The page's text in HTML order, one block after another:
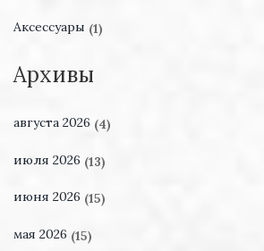
Аксессуары (1)
Архивы
августа 2026 (4)
июля 2026 (13)
июня 2026 (15)
мая 2026 (15)